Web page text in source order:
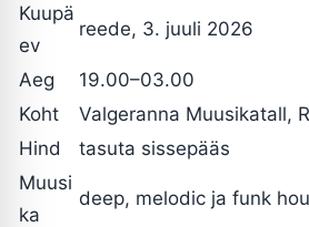
Kuupä
ev
reede, 3. juuli 2026
Aeg
19.00–03.00
Koht
Valgeranna Muusikatall,
Hind
tasuta sissepääs
Muusi
ka
deep, melodic ja funk